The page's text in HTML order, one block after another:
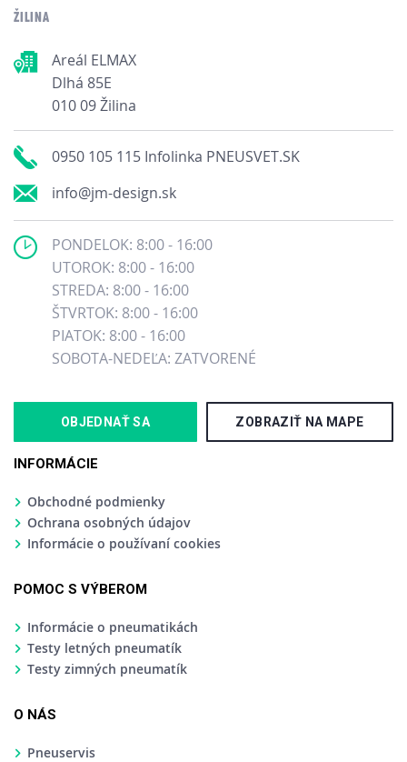
ŽILINA
Areál ELMAX
Dlhá 85E
010 09 Žilina
0950 105 115 Infolinka PNEUSVET.SK
info@jm-design.sk
PONDELOK: 8:00 - 16:00
UTOROK: 8:00 - 16:00
STREDA: 8:00 - 16:00
ŠTVRTOK: 8:00 - 16:00
PIATOK: 8:00 - 16:00
SOBOTA-NEDEĽA: ZATVORENÉ
OBJEDNAŤ SA ZOBRAZIŤ NA MAPE
INFORMÁCIE
Obchodné podmienky
Ochrana osobných údajov
Informácie o používaní cookies
POMOC S VÝBEROM
Informácie o pneumatikách
Testy letných pneumatík
Testy zimných pneumatík
O NÁS
Pneuservis